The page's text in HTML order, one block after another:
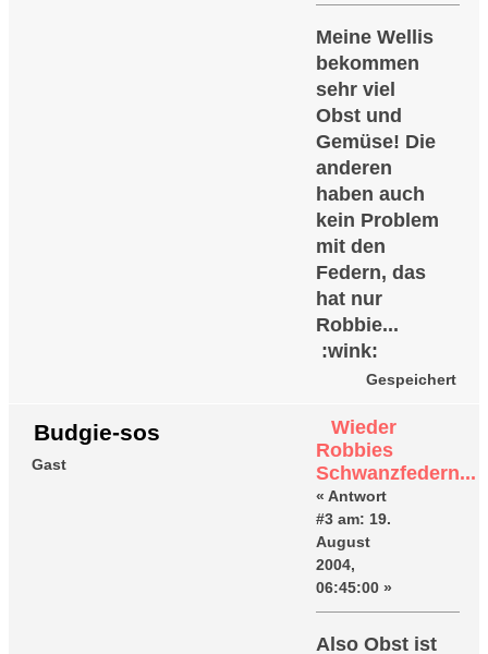
Meine Wellis
bekommen
sehr viel
Obst und
Gemüse! Die
anderen
haben auch
kein Problem
mit den
Federn, das
hat nur
Robbie...
:wink:
Gespeichert
Budgie-sos
Gast
Wieder
Robbies
Schwanzfedern...
« Antwort
#3 am: 19.
August
2004,
06:45:00 »
Also Obst ist